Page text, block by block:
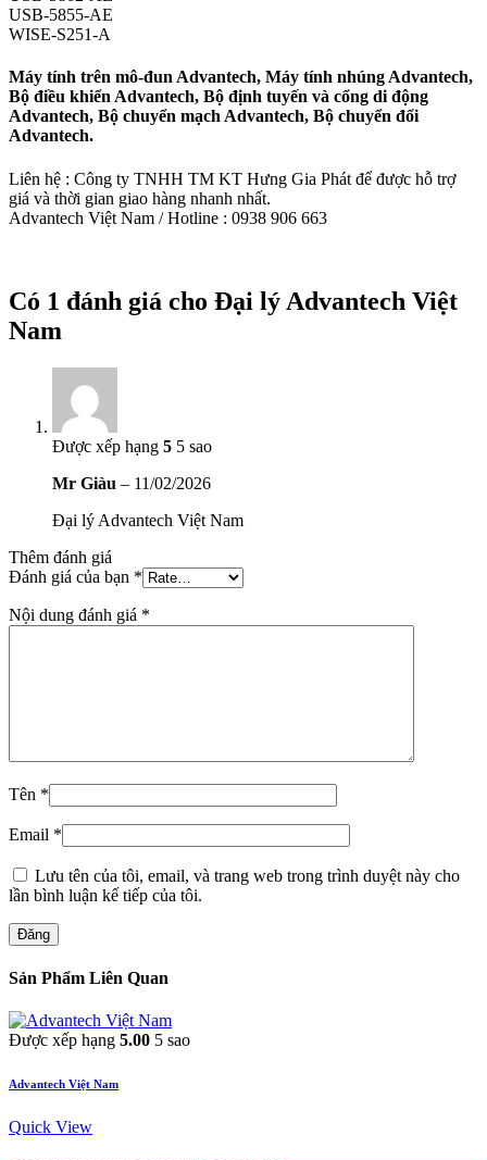
USB-5855-AE
WISE-S251-A
Máy tính trên mô-đun Advantech, Máy tính nhúng Advantech,
Bộ điều khiển Advantech, Bộ định tuyến và cổng di động
Advantech, Bộ chuyển mạch Advantech, Bộ chuyển đổi
Advantech.
Liên hệ : Công ty TNHH TM KT Hưng Gia Phát để được hỗ trợ
giá và thời gian giao hàng nhanh nhất.
Advantech Việt Nam / Hotline : 0938 906 663
Có 1 đánh giá cho Đại lý Advantech Việt
Nam
Được xếp hạng 5 5 sao
Mr Giàu – 11/02/2026
Đại lý Advantech Việt Nam
Thêm đánh giá
Đánh giá của bạn *
Nội dung đánh giá *
Tên *
Email *
Lưu tên của tôi, email, và trang web trong trình duyệt này cho
lần bình luận kế tiếp của tôi.
Đăng
Sản Phẩm Liên Quan
Được xếp hạng 5.00 5 sao
Advantech Việt Nam
Quick View